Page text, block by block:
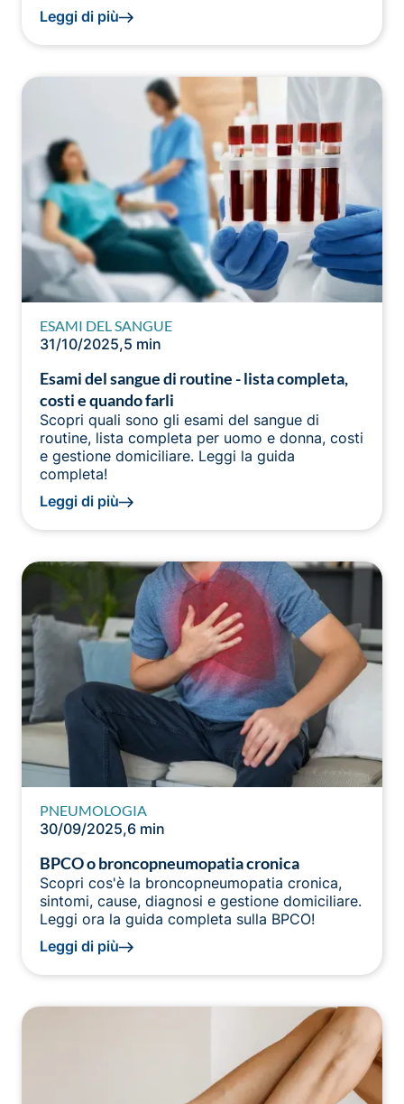
Leggi di più
ESAMI DEL SANGUE
31/10/2025,5 min
Esami del sangue di routine - lista completa,
costi e quando farli
Scopri quali sono gli esami del sangue di
routine, lista completa per uomo e donna, costi
e gestione domiciliare. Leggi la guida
completa!
Leggi di più
PNEUMOLOGIA
30/09/2025,6 min
BPCO o broncopneumopatia cronica
Scopri cos'è la broncopneumopatia cronica,
sintomi, cause, diagnosi e gestione domiciliare.
Leggi ora la guida completa sulla BPCO!
Leggi di più